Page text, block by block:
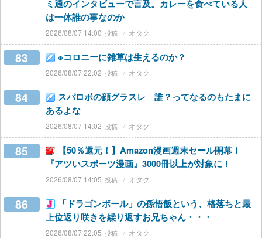
ミ通のインタビューで言及。カレーを食べている人
は一体誰の事なのか
2026/08/07 14:00 オタク
83 ※コロニーに雑草は生えるのか？
2026/08/07 22:02 オタク
84
スパロボの顔グラスレ 誰？ってなるのもたまに
あるよな
2026/08/07 14:02 オタク
85
【50％還元！】Amazon漫画週末セール開幕！
『アツいスポーツ漫画』3000冊以上が対象に！
2026/08/07 14:05 オタク
86
「ドラゴンボール」の孫悟飯という、格落ちと最
上位返り咲きを繰り返すお兄ちゃん・・・
2026/08/07 22:05 オタク